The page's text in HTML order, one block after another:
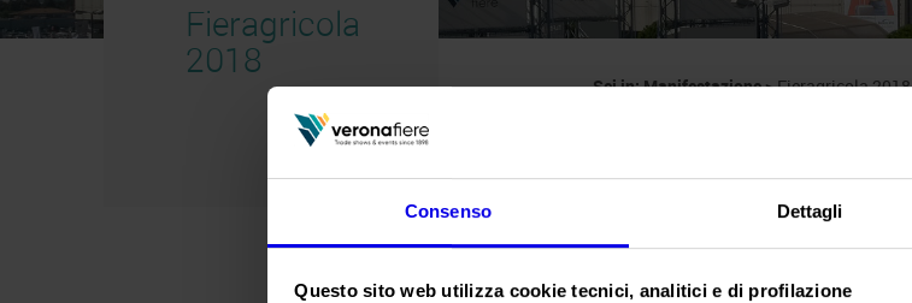
Consenso Dettagli
Questo sito web utilizza cookie tecnici, analitici e di profilazione
Fieragricola
2018
Sei in:Manifestazione>Fieragricola 2018